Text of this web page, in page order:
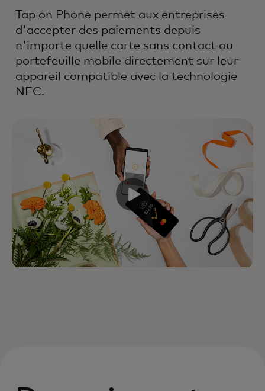
Tap on Phone permet aux entreprises
d'accepter des paiements depuis
n'importe quelle carte sans contact ou
portefeuille mobile directement sur leur
appareil compatible avec la technologie
NFC.